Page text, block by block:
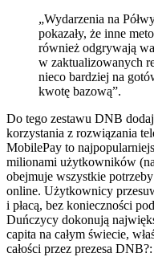
„Wydarzenia na
pokazały, że inne
również odgrywają
w zaktualizowanych
nieco bardziej na
kwotę bazową”.
Do tego zestawu DNB
korzystania z rozwiązania
MobilePay to
milionami użytkowników
obejmuje wszystkie potrzeby
online. Użytkownicy
i płacą, bez konieczności
Duńczycy dokonują
capita na całym świecie,
całości przez prezesa DNB?: